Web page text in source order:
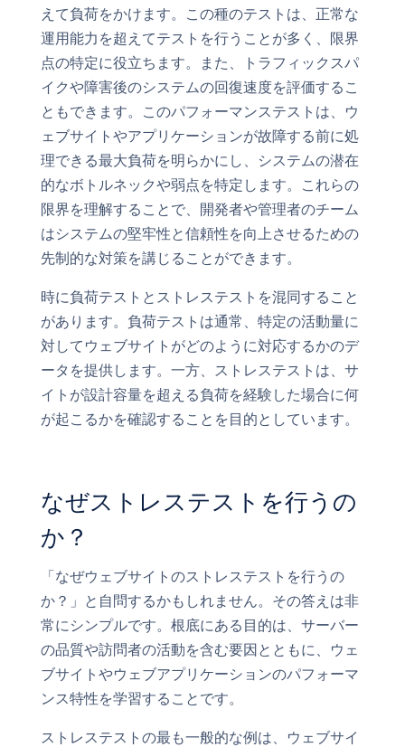
えて負荷をかけます。この種のテストは、正常な
運用能力を超えてテストを行うことが多く、限界
点の特定に役立ちます。また、トラフィックスパ
イクや障害後のシステムの回復速度を評価するこ
ともできます。このパフォーマンステストは、ウ
ェブサイトやアプリケーションが故障する前に処
理できる最大負荷を明らかにし、システムの潜在
的なボトルネックや弱点を特定します。これらの
限界を理解することで、開発者や管理者のチーム
はシステムの堅牢性と信頼性を向上させるための
先制的な対策を講じることができます。
時に負荷テストとストレステストを混同すること
があります。負荷テストは通常、特定の活動量に
対してウェブサイトがどのように対応するかのデ
ータを提供します。一方、ストレステストは、サ
イトが設計容量を超える負荷を経験した場合に何
が起こるかを確認することを目的としています。
なぜストレステストを行うの
か？
「なぜウェブサイトのストレステストを行うの
か？」と自問するかもしれません。その答えは非
常にシンプルです。根底にある目的は、サーバー
の品質や訪問者の活動を含む要因とともに、ウェ
ブサイトやウェブアプリケーションのパフォーマ
ンス特性を学習することです。
ストレステストの最も一般的な例は、ウェブサイ